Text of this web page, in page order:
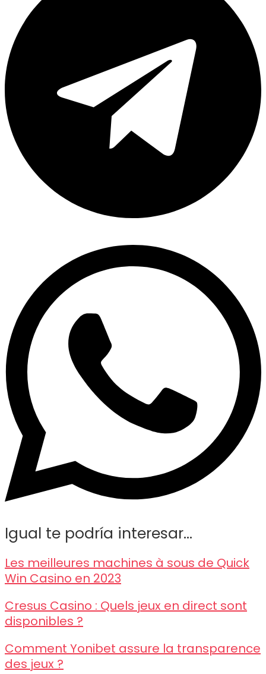
Igual te podría interesar...
Les meilleures machines à sous de Quick
Win Casino en 2023
Cresus Casino : Quels jeux en direct sont
disponibles ?
Comment Yonibet assure la transparence
des jeux ?